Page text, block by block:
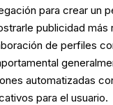
para crear un
publicidad más
de perfiles
automatizadas
para el usuario.